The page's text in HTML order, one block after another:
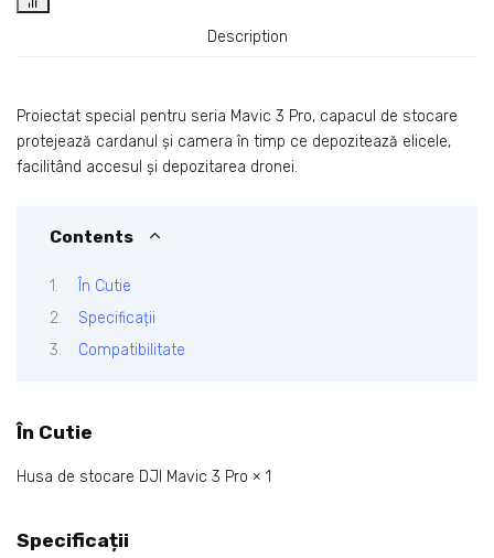
Description
Proiectat special pentru seria Mavic 3 Pro, capacul de stocare
protejează cardanul și camera în timp ce depozitează elicele,
facilitând accesul și depozitarea dronei.
Contents
În Cutie
Specificații
Compatibilitate
În Cutie
Husa de stocare DJI Mavic 3 Pro × 1
Specificații